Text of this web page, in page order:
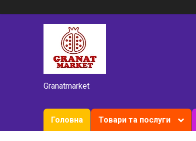
Granatmarket
Головна Товари та послуги